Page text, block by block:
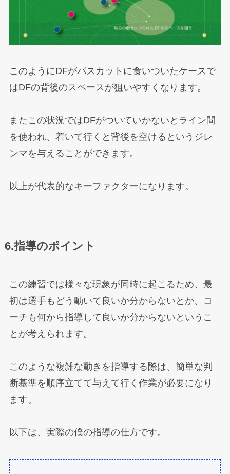
このようにDFがパスカットに食いついたケースで
はDFの背後のスペースが狙いやすくなります。
またこの状況ではDFがついていかないとライン間
を使われ、着いて行くと背後を空けるというジレ
ンマを与えることができます。
以上が代表的なキーファクターになります。
6.指導のポイント
この練習では様々な現象が同時に起こるため、最
初は選手もどう動いて良いか分からないとか、コ
ーチも何から指導して良いか分からないというこ
とが考えられます。
このような複雑な動きを指導する際は、簡単な判
断基準を順序立てて与えて行く作業が必要になり
ます。
以下は、実際の僕の指導の仕方です。